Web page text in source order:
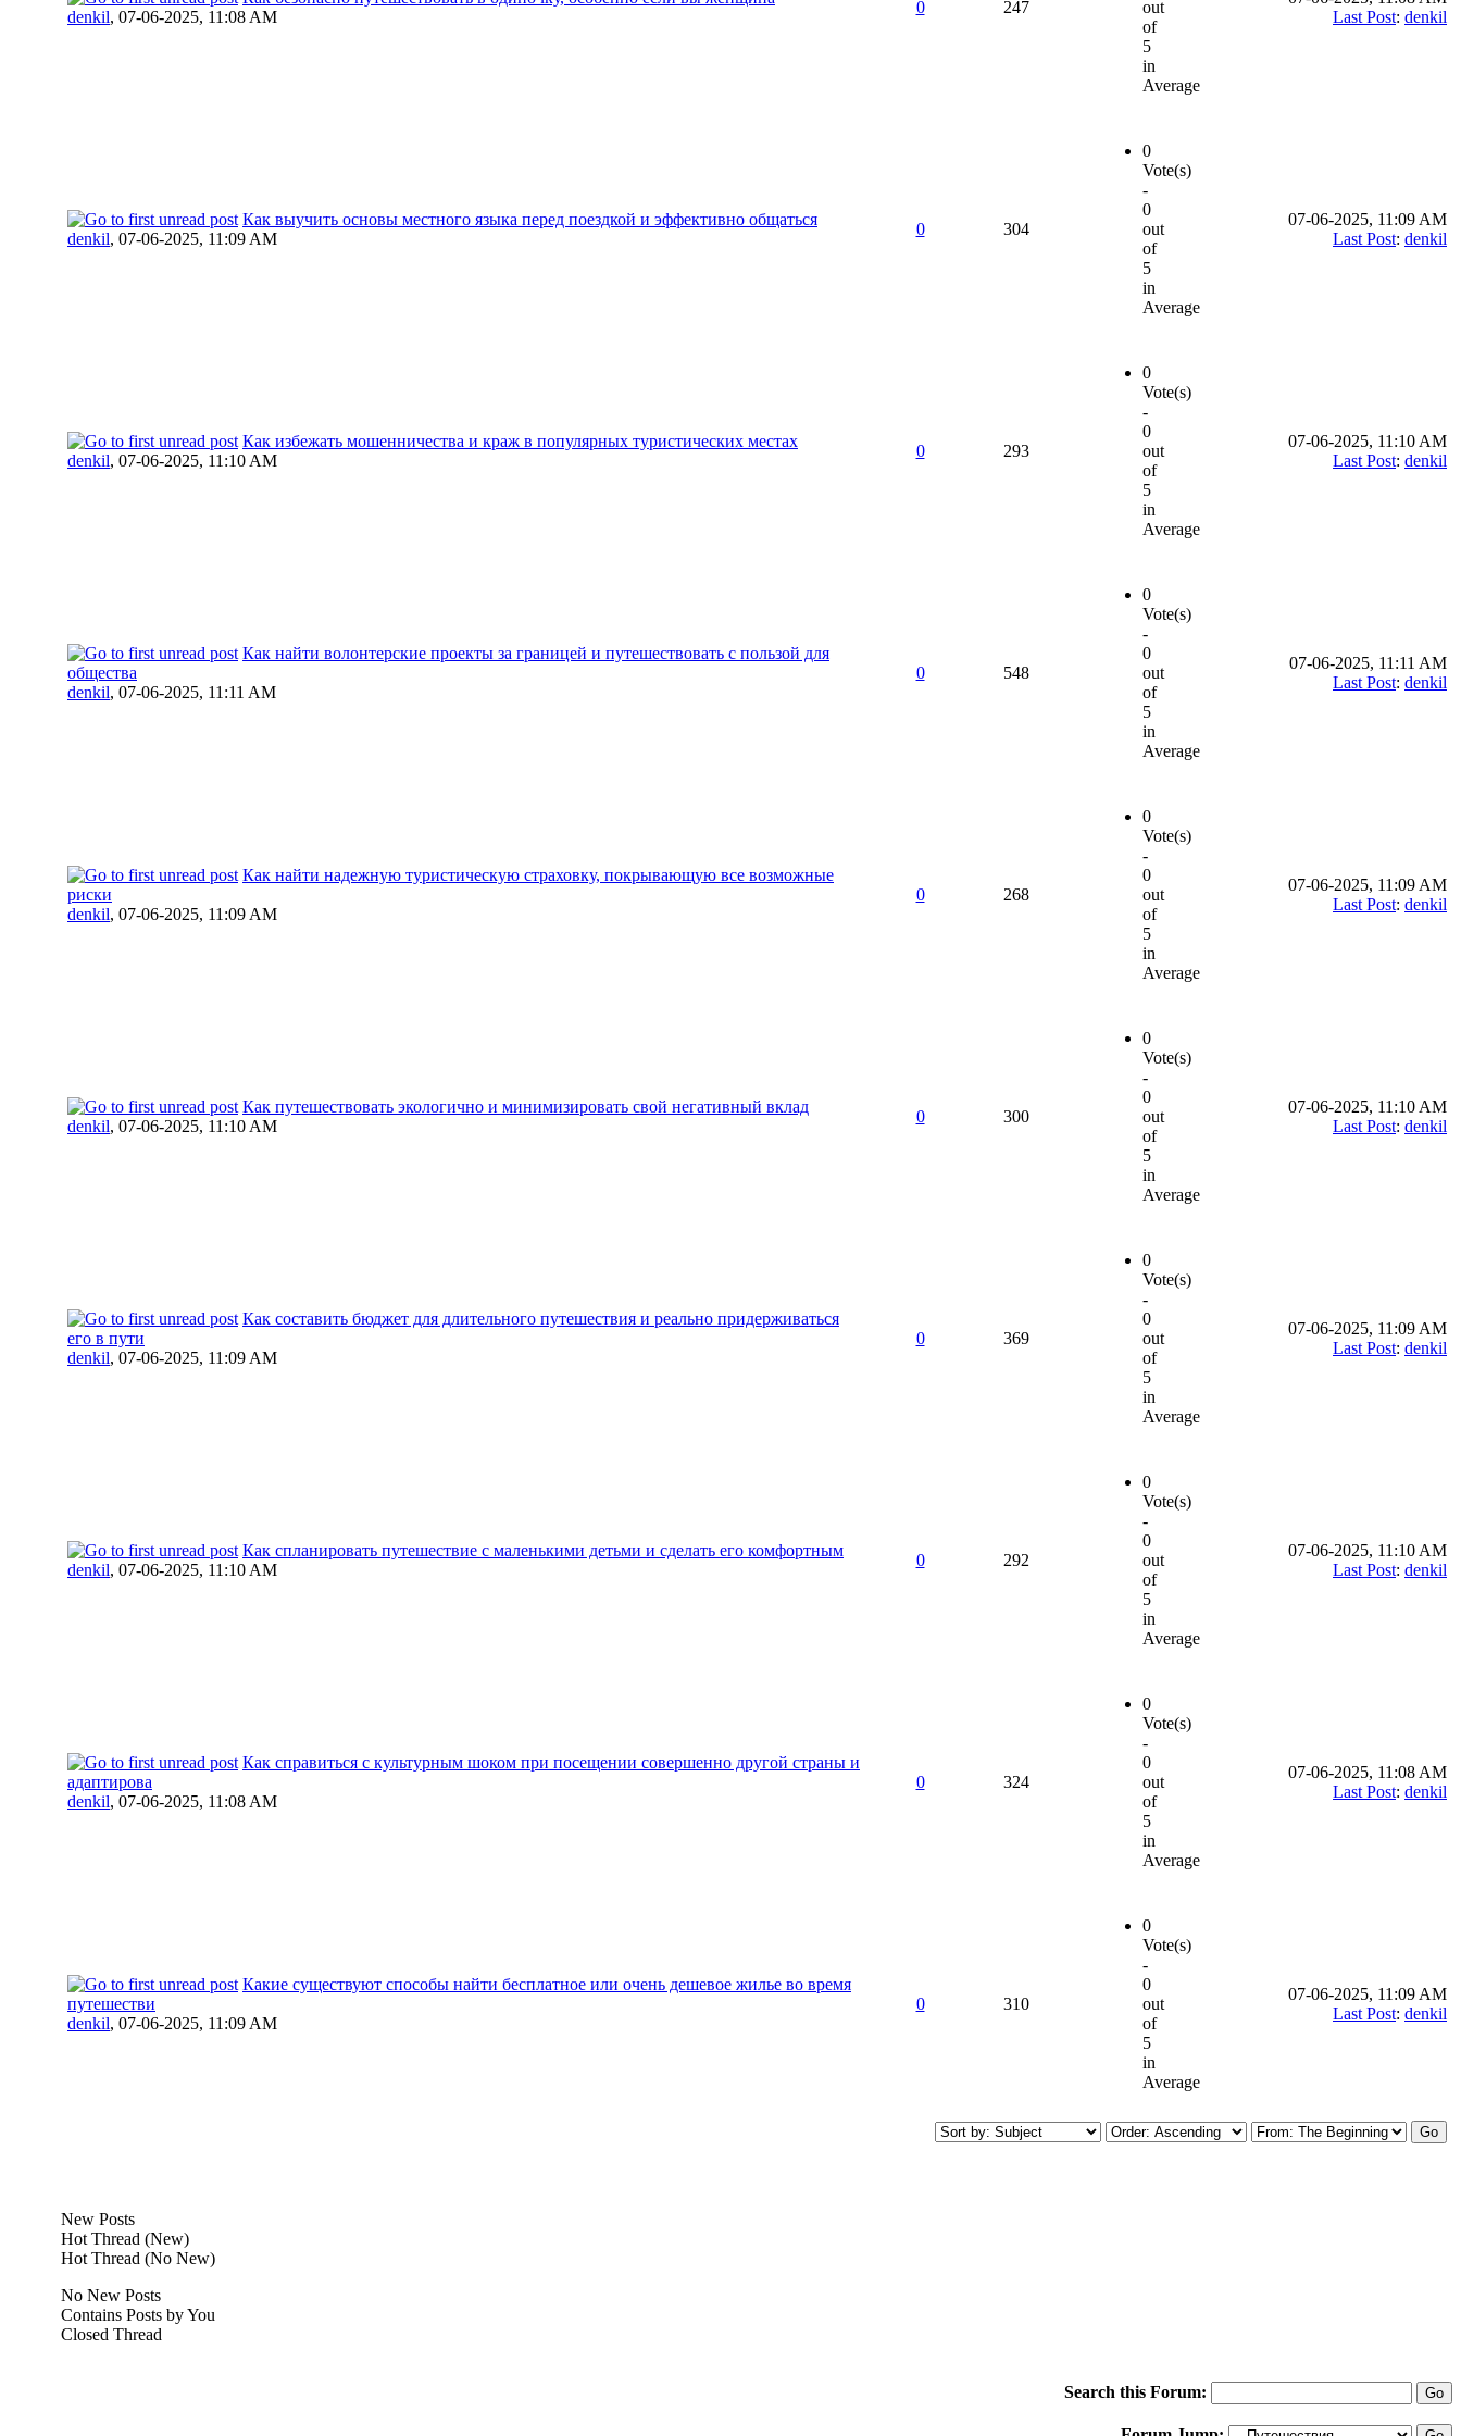
denkil, 07-06-2025, 11:08 AM
0 247
out
of
5
in
Average
Last Post: denkil
Как выучить основы местного языка перед поездкой и эффективно общаться
denkil, 07-06-2025, 11:09 AM
0 304
0
Vote(s)
-
0
out
of
5
in
Average
07-06-2025, 11:09 AM
Last Post: denkil
Как избежать мошенничества и краж в популярных туристических местах
denkil, 07-06-2025, 11:10 AM
0 293
0
Vote(s)
-
0
out
of
5
in
Average
07-06-2025, 11:10 AM
Last Post: denkil
Как найти волонтерские проекты за границей и путешествовать с пользой для
общества
denkil, 07-06-2025, 11:11 AM
0 548
0
Vote(s)
-
0
out
of
5
in
Average
07-06-2025, 11:11 AM
Last Post: denkil
Как найти надежную туристическую страховку, покрывающую все возможные
риски
denkil, 07-06-2025, 11:09 AM
0 268
0
Vote(s)
-
0
out
of
5
in
Average
07-06-2025, 11:09 AM
Last Post: denkil
Как путешествовать экологично и минимизировать свой негативный вклад
denkil, 07-06-2025, 11:10 AM
0 300
0
Vote(s)
-
0
out
of
5
in
Average
07-06-2025, 11:10 AM
Last Post: denkil
Как составить бюджет для длительного путешествия и реально придерживаться
его в пути
denkil, 07-06-2025, 11:09 AM
0 369
0
Vote(s)
-
0
out
of
5
in
Average
07-06-2025, 11:09 AM
Last Post: denkil
Как спланировать путешествие с маленькими детьми и сделать его комфортным
denkil, 07-06-2025, 11:10 AM
0 292
0
Vote(s)
-
0
out
of
5
in
Average
07-06-2025, 11:10 AM
Last Post: denkil
Как справиться с культурным шоком при посещении совершенно другой страны и
адаптирова
denkil, 07-06-2025, 11:08 AM
0 324
0
Vote(s)
-
0
out
of
5
in
Average
07-06-2025, 11:08 AM
Last Post: denkil
Какие существуют способы найти бесплатное или очень дешевое жилье во время
путешестви
denkil, 07-06-2025, 11:09 AM
0 310
0
Vote(s)
-
0
out
of
5
in
Average
07-06-2025, 11:09 AM
Last Post: denkil
New Posts
Hot Thread (New)
Hot Thread (No New)
No New Posts
Contains Posts by You
Closed Thread
Search this Forum: